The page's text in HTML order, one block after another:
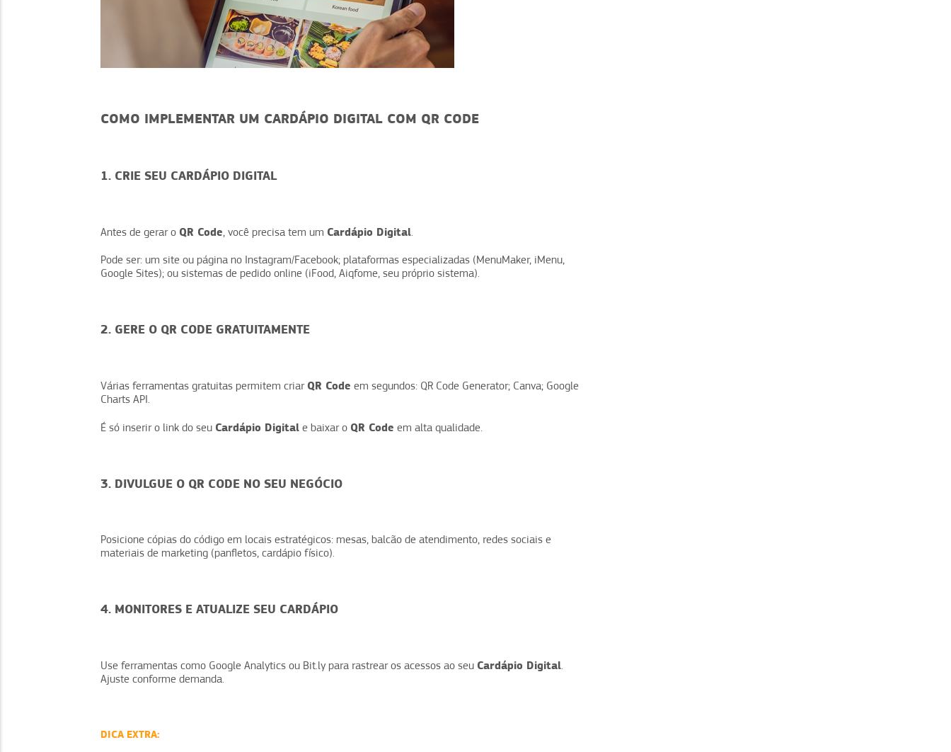
COMO IMPLEMENTAR UM CARDÁPIO DIGITAL COM QR CODE
1. CRIE SEU CARDÁPIO DIGITAL
Antes de gerar o QR Code, você precisa tem um Cardápio Digital.
Pode ser: um site ou página no Instagram/Facebook; plataformas especializadas (MenuMaker, iMenu,
Google Sites); ou sistemas de pedido online (iFood, Aiqfome, seu próprio sistema).
2. GERE O QR CODE GRATUITAMENTE
Várias ferramentas gratuitas permitem criar QR Code em segundos: QR Code Generator; Canva; Google
Charts API.
É só inserir o link do seu Cardápio Digital e baixar o QR Code em alta qualidade.
3. DIVULGUE O QR CODE NO SEU NEGÓCIO
Posicione cópias do código em locais estratégicos: mesas, balcão de atendimento, redes sociais e
materiais de marketing (panfletos, cardápio físico).
4. MONITORES E ATUALIZE SEU CARDÁPIO
Use ferramentas como Google Analytics ou Bit.ly para rastrear os acessos ao seu Cardápio Digital.
Ajuste conforme demanda.
DICA EXTRA: